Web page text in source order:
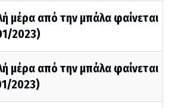
μέρα από την μπάλα φαίνεται
2023)
μέρα από την μπάλα φαίνεται
2023)